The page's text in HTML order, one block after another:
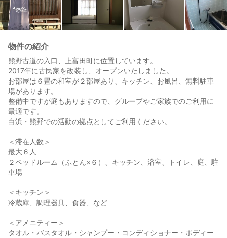
物件の紹介
熊野古道の入口、上富田町に位置しています。
2017年に古民家を改装し、オープンいたしました。
お部屋は６畳の和室が２部屋あり、キッチン、お風呂、無料駐車
場があります。
整備中ですが庭もありますので、グループやご家族でのご利用に
最適です。
白浜・熊野での活動の拠点としてご利用ください。
＜滞在人数＞
最大６人
２ベッドルーム（ふとん×６）、キッチン、浴室、トイレ、庭、駐
車場
＜キッチン＞
冷蔵庫、調理器具、食器、など
＜アメニティー＞
タオル・バスタオル・シャンプー・コンディショナー・ボディー